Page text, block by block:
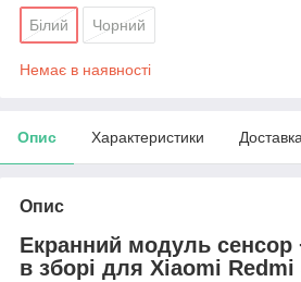
Білий Чорний
Немає в наявності
Опис Характеристики
Опис
Екранний модуль сенсор
в зборі для Xiaomi